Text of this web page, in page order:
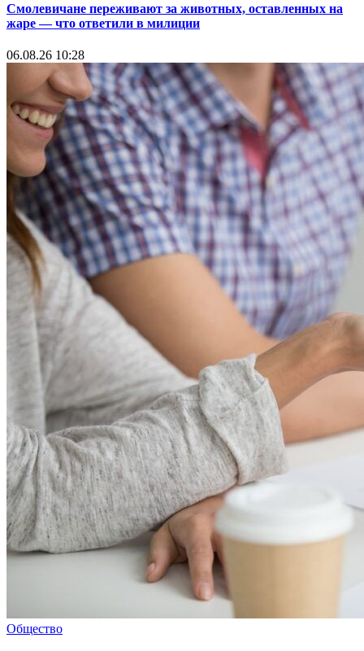
Смолевичане переживают за животных, оставленных на
жаре — что ответили в милиции
06.08.26 10:28
Общество